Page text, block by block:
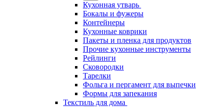
Кухонная утварь
Бокалы и фужеры
Контейнеры
Кухонные коврики
Пакеты и пленка для продуктов
Прочие кухонные инструменты
Рейлинги
Сковородки
Тарелки
Фольга и пергамент для выпечки
Формы для запекания
Текстиль для дома